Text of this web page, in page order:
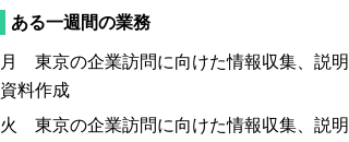
ある一週間の業務
月 東京の企業訪問に向けた情報収集、説明
資料作成
火 東京の企業訪問に向けた情報収集、説明